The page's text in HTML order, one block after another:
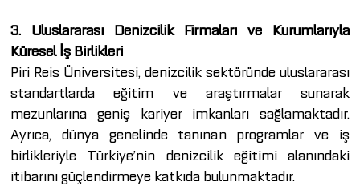
3. Uluslararası Denizcilik Firmaları ve Kurumlarıyla
Küresel İş Birlikleri
Piri Reis Üniversitesi, denizcilik sektöründe uluslararası
standartlarda eğitim ve araştırmalar sunarak
mezunlarına geniş kariyer imkanları sağlamaktadır.
Ayrıca, dünya genelinde tanınan programlar ve iş
birlikleriyle Türkiye’nin denizcilik eğitimi alanındaki
itibarını güçlendirmeye katkıda bulunmaktadır.